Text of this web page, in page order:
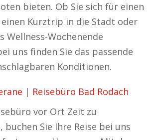
bieten. Ob Sie sich für einen
Kurztrip in die Stadt oder
Wellness-Wochenende
uns finden Sie das passende
Konditionen.
| Reisebüro Bad Rodach
vor Ort Zeit zu
buchen Sie Ihre Reise bei uns